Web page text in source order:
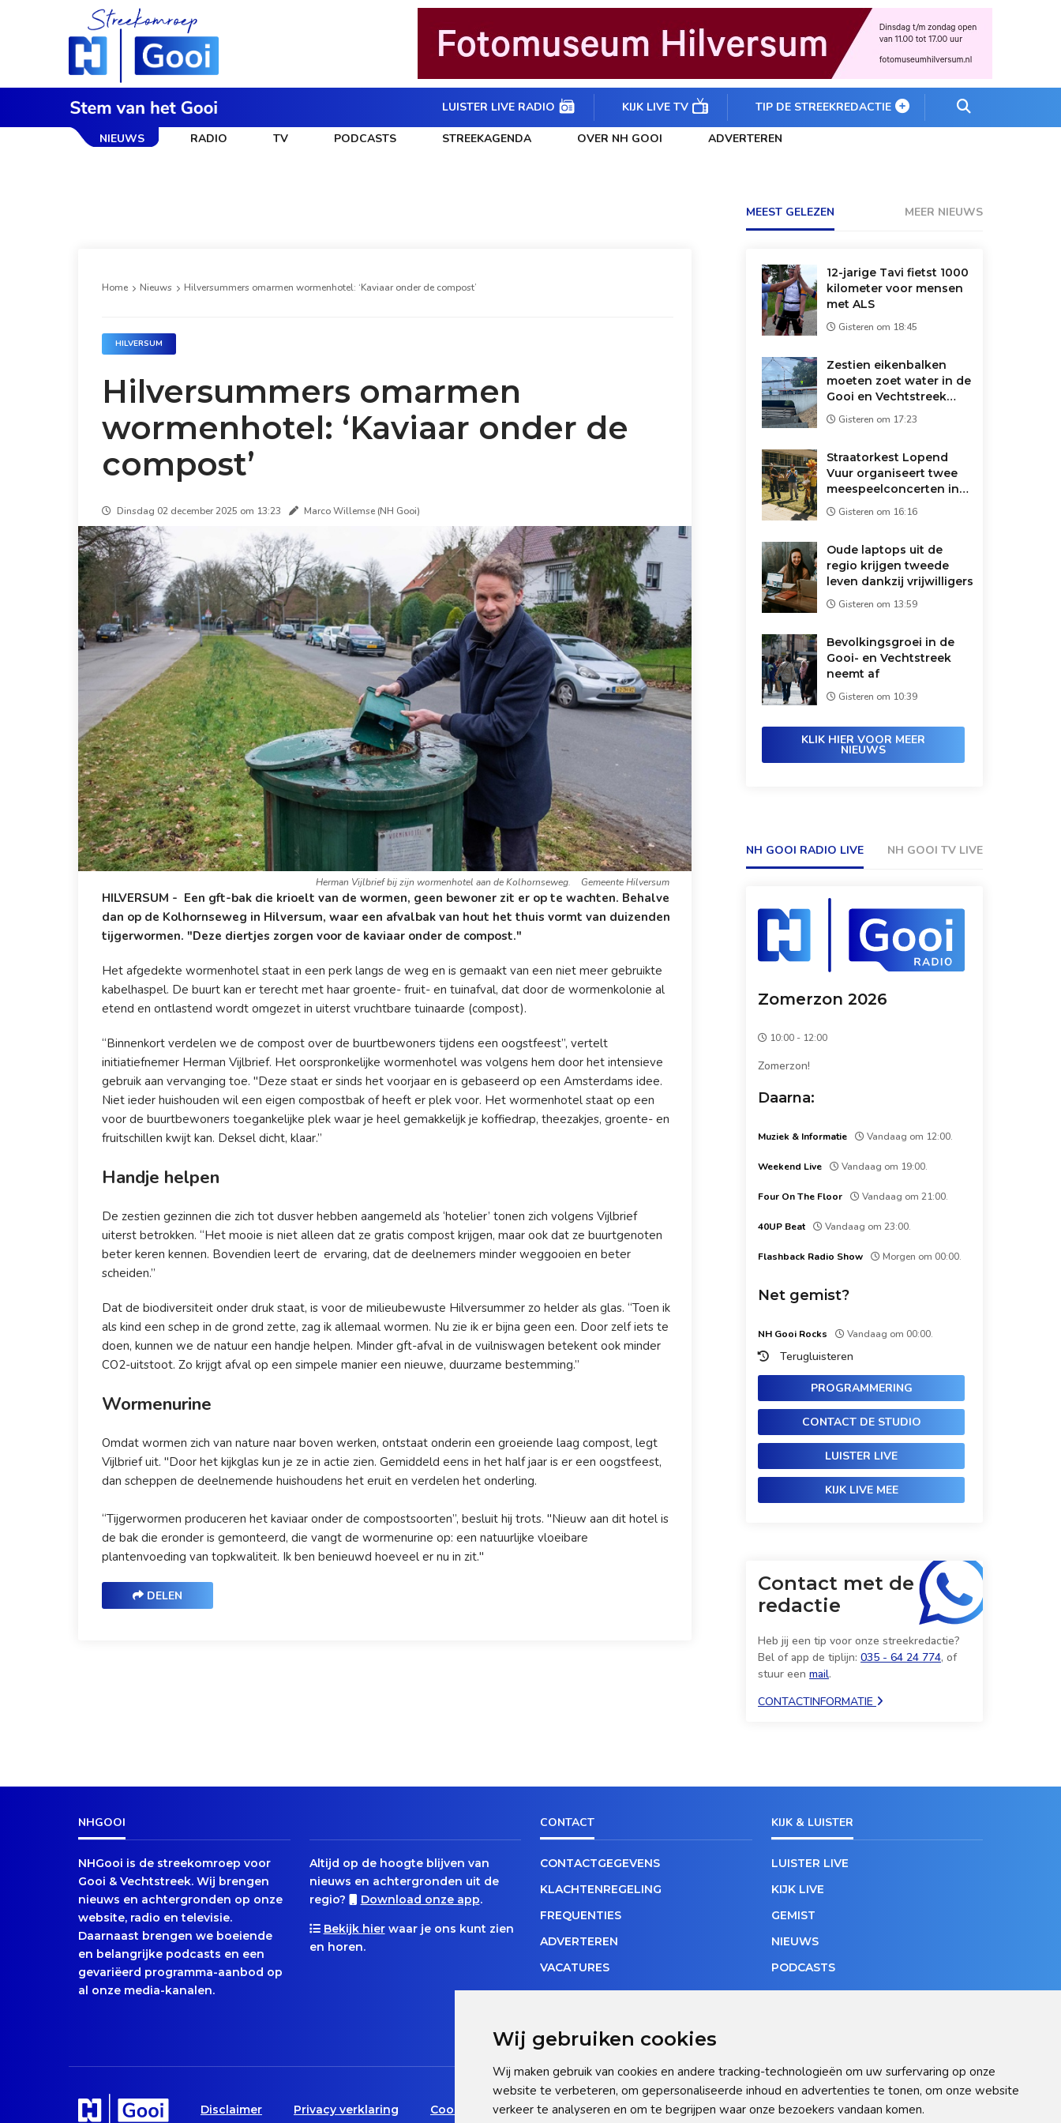
Wij gebruiken cookies
Wij maken gebruik van cookies en andere tracking-technologieën om uw surfervaring op onze
website te verbeteren, om gepersonaliseerde inhoud en advertenties te tonen, om onze website
verkeer te analyseren en om te begrijpen waar onze bezoekers vandaan komen.
LUISTER LIVE RADIO KIJK LIVE TV TIP DE STREEKREDACTIE
NIEUWS RADIO TV PODCASTS STREEKAGENDA OVER NH GOOI ADVERTEREN
Home Nieuws Hilversummers omarmen wormenhotel: ‘Kaviaar onder de compost’
HILVERSUM
Hilversummers omarmen
wormenhotel: ‘Kaviaar onder de
compost’
Dinsdag 02 december 2025 om 13:23 Marco Willemse (NH Gooi)
Herman Vijlbrief bij zijn wormenhotel aan de Kolhornseweg. Gemeente Hilversum
HILVERSUM - Een gft-bak die krioelt van de wormen, geen bewoner zit er op te wachten. Behalve
dan op de Kolhornseweg in Hilversum, waar een afvalbak van hout het thuis vormt van duizenden
tijgerwormen. "Deze diertjes zorgen voor de kaviaar onder de compost."
Het afgedekte wormenhotel staat in een perk langs de weg en is gemaakt van een niet meer gebruikte
kabelhaspel. De buurt kan er terecht met haar groente- fruit- en tuinafval, dat door de wormenkolonie al
etend en ontlastend wordt omgezet in uiterst vruchtbare tuinaarde (compost).
“Binnenkort verdelen we de compost over de buurtbewoners tijdens een oogstfeest”, vertelt
initiatiefnemer Herman Vijlbrief. Het oorspronkelijke wormenhotel was volgens hem door het intensieve
gebruik aan vervanging toe. "Deze staat er sinds het voorjaar en is gebaseerd op een Amsterdams idee.
Niet ieder huishouden wil een eigen compostbak of heeft er plek voor. Het wormenhotel staat op een
voor de buurtbewoners toegankelijke plek waar je heel gemakkelijk je koffiedrap, theezakjes, groente- en
fruitschillen kwijt kan. Deksel dicht, klaar.”
Handje helpen
De zestien gezinnen die zich tot dusver hebben aangemeld als ‘hotelier’ tonen zich volgens Vijlbrief
uiterst betrokken. “Het mooie is niet alleen dat ze gratis compost krijgen, maar ook dat ze buurtgenoten
beter keren kennen. Bovendien leert de ervaring, dat de deelnemers minder weggooien en beter
scheiden.”
Dat de biodiversiteit onder druk staat, is voor de milieubewuste Hilversummer zo helder als glas. “Toen ik
als kind een schep in de grond zette, zag ik allemaal wormen. Nu zie ik er bijna geen een. Door zelf iets te
doen, kunnen we de natuur een handje helpen. Minder gft-afval in de vuilniswagen betekent ook minder
CO2-uitstoot. Zo krijgt afval op een simpele manier een nieuwe, duurzame bestemming.”
Wormenurine
Omdat wormen zich van nature naar boven werken, ontstaat onderin een groeiende laag compost, legt
Vijlbrief uit. "Door het kijkglas kun je ze in actie zien. Gemiddeld eens in het half jaar is er een oogstfeest,
dan scheppen de deelnemende huishoudens het eruit en verdelen het onderling.
“Tijgerwormen produceren het kaviaar onder de compostsoorten”, besluit hij trots. "Nieuw aan dit hotel is
de bak die eronder is gemonteerd, die vangt de wormenurine op: een natuurlijke vloeibare
plantenvoeding van topkwaliteit. Ik ben benieuwd hoeveel er nu in zit."
DELEN
MEEST GELEZEN MEER NIEUWS
12-jarige Tavi fietst 1000
kilometer voor mensen
met ALS
Gisteren om 18:45
Zestien eikenbalken
moeten zoet water in de
Gooi en Vechtstreek
redden: 'Droger dan
1947'
Gisteren om 17:23
Straatorkest Lopend
Vuur organiseert twee
meespeelconcerten in
Wijdemeren
Gisteren om 16:16
Oude laptops uit de
regio krijgen tweede
leven dankzij vrijwilligers
Gisteren om 13:59
Bevolkingsgroei in de
Gooi- en Vechtstreek
neemt af
Gisteren om 10:39
KLIK HIER VOOR MEER
NIEUWS
NH GOOI RADIO LIVE NH GOOI TV LIVE
Zomerzon 2026
10:00 - 12:00
Zomerzon!
Daarna:
Muziek & Informatie Vandaag om 12:00.
Weekend Live Vandaag om 19:00.
Four On The Floor Vandaag om 21:00.
40UP Beat Vandaag om 23:00.
Flashback Radio Show Morgen om 00:00.
Net gemist?
NH Gooi Rocks Vandaag om 00:00.
Terugluisteren
PROGRAMMERING
CONTACT DE STUDIO
LUISTER LIVE
KIJK LIVE MEE
Contact met de
redactie
Heb jij een tip voor onze streekredactie?
Bel of app de tiplijn: 035 - 64 24 774, of
stuur een mail.
CONTACTINFORMATIE
NHGOOI
NHGooi is de streekomroep voor
Gooi & Vechtstreek. Wij brengen
nieuws en achtergronden op onze
website, radio en televisie.
Daarnaast brengen we boeiende
en belangrijke podcasts en een
gevariëerd programma-aanbod op
al onze media-kanalen.
Altijd op de hoogte blijven van
nieuws en achtergronden uit de
regio?
Download onze app.
Bekijk hierwaar je ons kunt zien
en horen.
CONTACT
CONTACTGEGEVENS
KLACHTENREGELING
FREQUENTIES
ADVERTEREN
VACATURES
KIJK & LUISTER
LUISTER LIVE
KIJK LIVE
GEMIST
NIEUWS
PODCASTS
Disclaimer Privacy verklaring Cookie statement Pas hier uw cookie-instellingen aan